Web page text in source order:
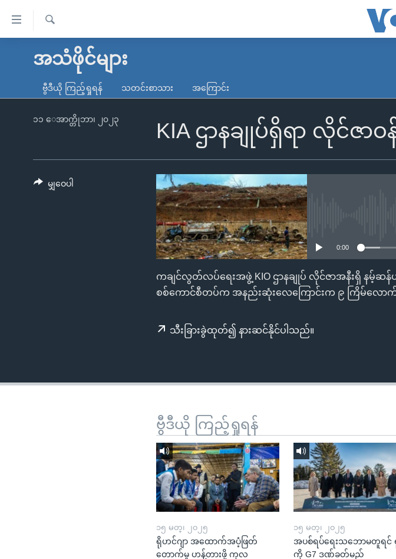
လွယ်ကူ
သည့်
မူလစာမျက်နှာ
ကမ္ဘာ့သတင်းများ
နိုင်ငံတကာ
တရုတ်
အစ္စရေး-ပါလက်စတိုင်း
ရပ်ဝန်းတခု လမ်းတခု အလွန်
အင်္ဂလိပ်စာလေ့လာမယ်
ရ
အသံဖိုင်များ
ဗွီဒီယို ကြည့်ရှုရန် သတင်းစာသား အကြောင်း
KIA ဌာနချုပ်ရှိရာ လိုင်ဇာ
၁၁ ေအာက္တိုဘာ၊ ၂၀၂၃
0:00
ကချင်လွတ်လပ်ရေးအဖွဲ့ KIO ဌာနချုပ် လိုင်ဇာအနီးရှိ နမ့်ဆန်ယ
စစ်ကောင်စီတပ်က အနည်းဆုံးလေကြောင်းက ၉ ကြိမ်လေ
သီးခြားခွဲထုတ်၍ နားဆင်နိုင်ပါသည်။
မျှဝေပါ
ဗွီဒီယို ကြည့်ရှုရန်
၁၅ မတ္၊ ၂၀၂၅
ရိုဟင်ဂျာ အထောက်အပံ့ဖြတ်
တောက်မှု ဟန့်တားဖို့ ကုလ
၁၅ မတ္၊ ၂၀၂၅
အပစ်ရပ်ရေးသဘောမတူရင်
ကို G7 ဒဏ်ခတ်မည်